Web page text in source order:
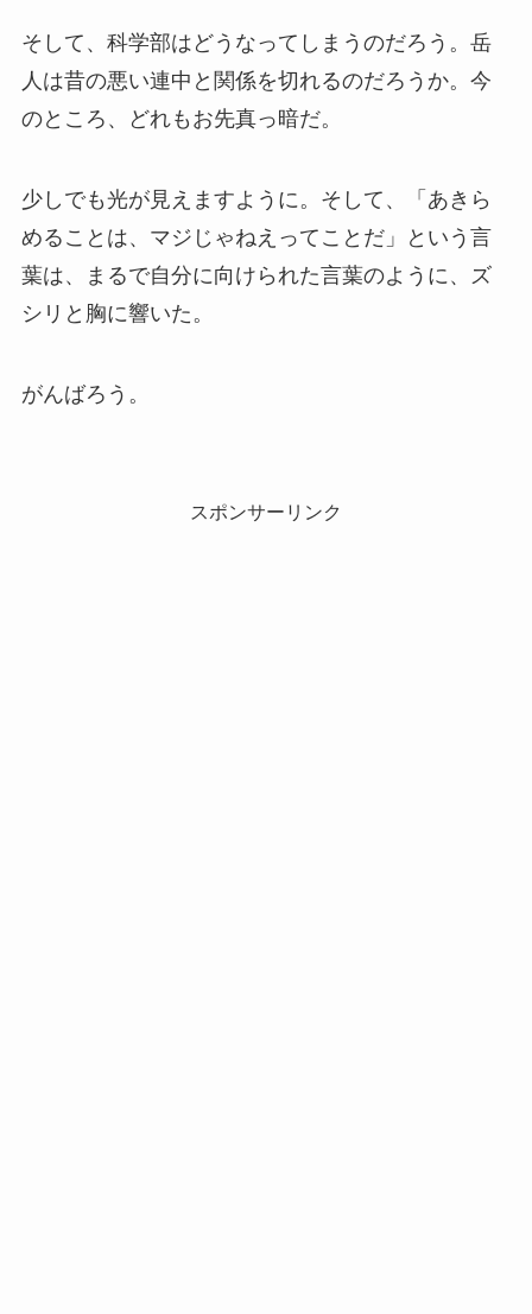
そして、科学部はどうなってしまうのだろう。岳
人は昔の悪い連中と関係を切れるのだろうか。今
のところ、どれもお先真っ暗だ。
少しでも光が見えますように。そして、「あきら
めることは、マジじゃねえってことだ」という言
葉は、まるで自分に向けられた言葉のように、ズ
シリと胸に響いた。
がんばろう。
スポンサーリンク